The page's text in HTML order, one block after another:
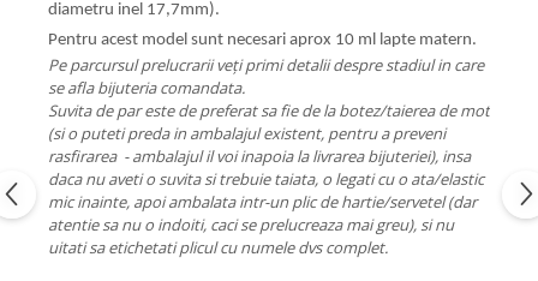
diametru inel 17,7mm).
Pentru acest model sunt necesari aprox 10 ml lapte matern.
Pe parcursul prelucrarii veți primi detalii despre stadiul in care
se afla bijuteria comandata.
Suvita de par este de preferat sa fie de la botez/taierea de mot
(si o puteti preda in ambalajul existent, pentru a preveni
rasfirarea - ambalajul il voi inapoia la livrarea bijuteriei), insa
daca nu aveti o suvita si trebuie taiata, o legati cu o ata/elastic
mic inainte, apoi ambalata intr-un plic de hartie/servetel (dar
atentie sa nu o indoiti, caci se prelucreaza mai greu), si nu
uitati sa etichetati plicul cu numele dvs complet.